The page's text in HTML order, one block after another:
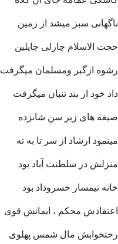
ناگهانی سبز میشد از زمین
حجت الاسلام چارلی چاپلین
رشوه ازگبر ومسلمان میگرفت
داد خود از بند تنبان میگرفت
صیغه های زیر سن شانزده
مینمود ارشاد از سر تا به ته
منزلش در سلطنت آباد بود
خانه تیمسار خسروداد بود
اعتقادش محکم ، ایمانش قوی
رختخوابش مال شمس پهلوی